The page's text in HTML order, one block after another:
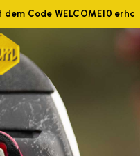
Code WELCOME10